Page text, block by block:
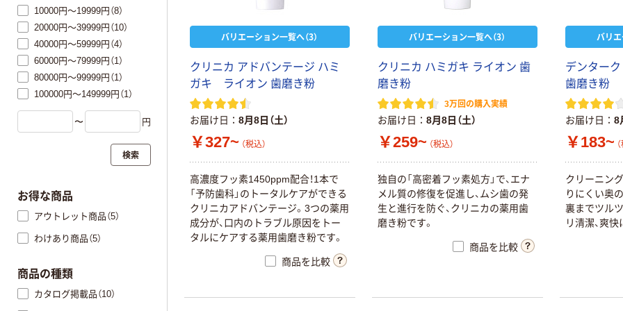
バリエーション一覧へ（3）
クリニカ アドバンテージ ハミ
ガキ ライオン 歯磨き粉
お届け日 8月8日（土）
￥327~ （税込）
高濃度フッ素1450ppm配合！1本で
「予防歯科」のトータルケアができる
クリニカアドバンテージ。3つの薬用
成分が、口内のトラブル原因をトー
タルにケアする薬用歯磨き粉です。
商品を比較
バリエーション一覧へ（3）
クリニカ ハミガキ ライオン 歯
磨き粉
3万回の購入実績
お届け日 8月8日（土）
￥259~ （税込）
独自の「高密着フッ素処方」で、エナ
メル質の修復を促進し、ムシ歯の発
生と進行を防ぐ、クリニカの薬用歯
磨き粉です。
商品を比較
バリエ
デンター
歯磨き粉
お届け日 8
￥183~
クリーニン
りにくい奥
裏までツル
リ清潔、爽
10000円～19999円（8）
20000円～39999円（10）
40000円～59999円（4）
60000円～79999円（1）
80000円～99999円（1）
100000円～149999円（1）
〜 円
検索
お得な商品
アウトレット商品（5）
わけあり商品（5）
商品の種類
カタログ掲載品（10）